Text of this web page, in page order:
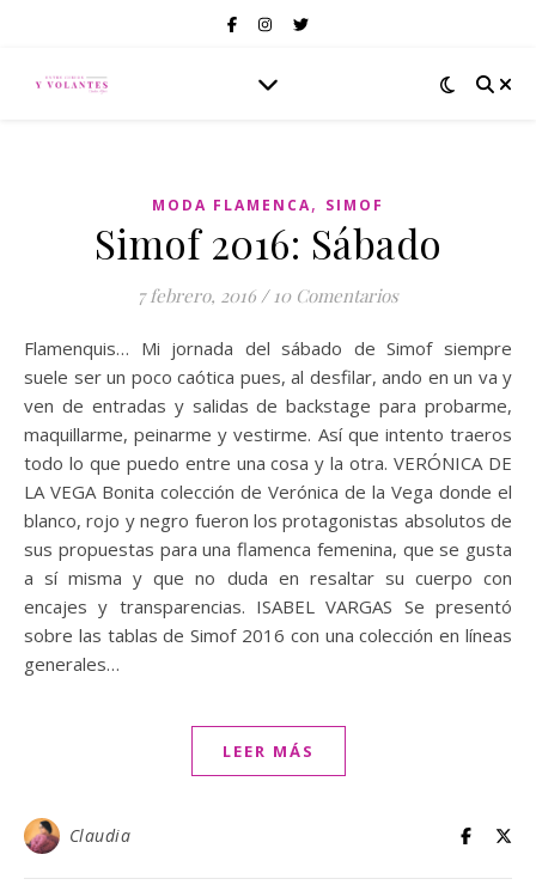
MODA FLAMENCA, SIMOF
Simof 2016: Sábado
7 febrero, 2016 / 10 Comentarios
Flamenquis… Mi jornada del sábado de Simof siempre
suele ser un poco caótica pues, al desfilar, ando en un va y
ven de entradas y salidas de backstage para probarme,
maquillarme, peinarme y vestirme. Así que intento traeros
todo lo que puedo entre una cosa y la otra. VERÓNICA DE
LA VEGA Bonita colección de Verónica de la Vega donde el
blanco, rojo y negro fueron los protagonistas absolutos de
sus propuestas para una flamenca femenina, que se gusta
a sí misma y que no duda en resaltar su cuerpo con
encajes y transparencias. ISABEL VARGAS Se presentó
sobre las tablas de Simof 2016 con una colección en líneas
generales…
LEER MÁS
Claudia